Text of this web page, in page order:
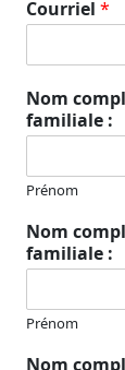
Courriel*
Nom
familiale :
Prénom
Nom
familiale :
Prénom
Nom